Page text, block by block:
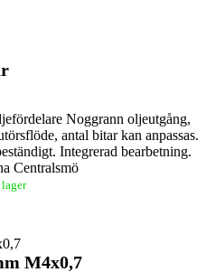
Noggrann oljeutgång,
antal bitar kan anpassas.
Integrerad bearbetning.
Centralsmö
M4x0,7